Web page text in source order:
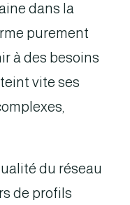
dans la
purement
à des besoins
vite ses
du réseau
de profils